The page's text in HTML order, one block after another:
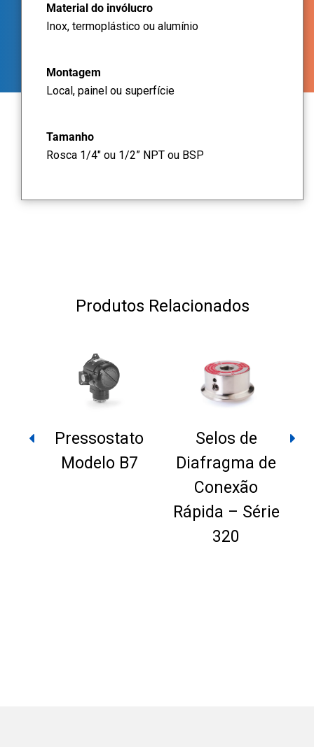
Material do invólucro
Inox, termoplástico ou alumínio
Montagem
Local, painel ou superfície
Tamanho
Rosca 1/4" ou 1/2” NPT ou BSP
Produtos Relacionados
Pressostato
Modelo B7
Selos de
Diafragma de
Conexão
Rápida – Série
320